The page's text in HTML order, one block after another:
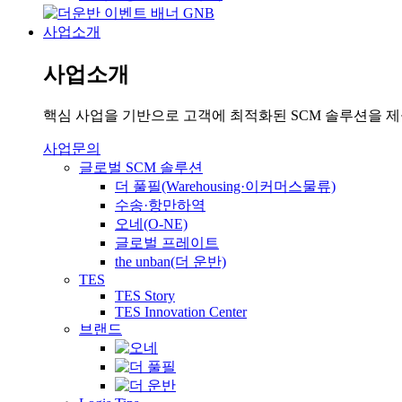
사업소개
사업소개
핵심 사업을 기반으로 고객에 최적화된 SCM 솔루션을
사업문의
글로벌 SCM 솔루션
더 풀필(Warehousing·이커머스물류)
수송·항만하역
오네(O-NE)
글로벌 프레이트
the unban(더 운반)
TES
TES Story
TES Innovation Center
브랜드